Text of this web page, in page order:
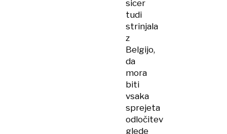
sicer
tudi
strinjala
z
Belgijo,
da
mora
biti
vsaka
sprejeta
odločitev
glede